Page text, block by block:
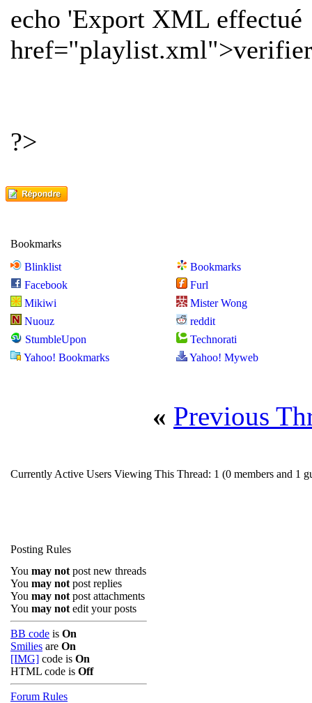
echo 'Export XML effectué
?>
Bookmarks
Blinklist
Bookmarks
Facebook
Furl
Mikiwi
Mister Wong
Nuouz
reddit
StumbleUpon
Technorati
Yahoo! Bookmarks
Yahoo! Myweb
« Previous
Currently Active Users Viewing This Thread: 1 (0 members and 1
Posting Rules
You may not post new threads
You may not post replies
You may not post attachments
You may not edit your posts
BB code is On
Smilies are On
[IMG] code is On
HTML code is Off
Forum Rules